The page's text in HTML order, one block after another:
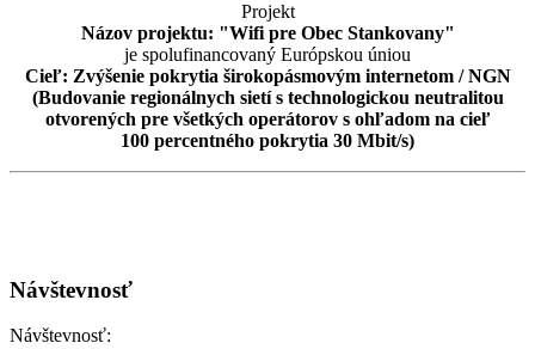
Projekt
Názov projektu: "Wifi pre Obec Stankovany"
je spolufinancovaný Európskou úniou
Cieľ: Zvýšenie pokrytia širokopásmovým internetom / NGN
(Budovanie regionálnych sietí s technologickou neutralitou
otvorených pre všetkých operátorov s ohľadom na cieľ
100 percentného pokrytia 30 Mbit/s)
Návštevnosť
Návštevnosť: